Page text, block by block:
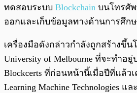
ทดสอบระบบ Blockchain บนโทรศั
ออกและเก็บข้อมูลทางด้านการศึก
เครื่องมือดังกล่าวกำลังถูกสร้างขึ้
University of Melbourne ที่จะทำอ
Blockcerts ที่ก่อนหน้านี้เมื่อปีที่แล้
Learning Machine Technologies แ